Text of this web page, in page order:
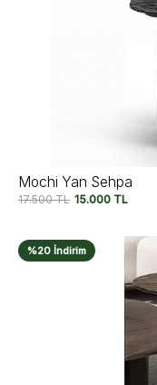
Mochi Yan Sehpa
17.500TL 15.000 TL
%20 İndirim